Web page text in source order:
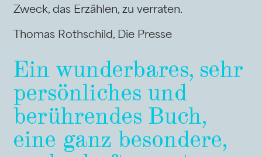
Zweck, das Erzählen, zu verraten.
Thomas Rothschild, Die Presse
Ein wunderbares, sehr
persönliches und
berührendes Buch,
eine ganz besondere,